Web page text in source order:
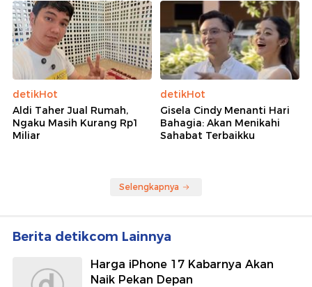
detikHot
Aldi Taher Jual Rumah,
Ngaku Masih Kurang Rp1
Miliar
detikHot
Gisela Cindy Menanti Hari
Bahagia: Akan Menikahi
Sahabat Terbaikku
Selengkapnya
Berita detikcom Lainnya
Harga iPhone 17 Kabarnya Akan
Naik Pekan Depan